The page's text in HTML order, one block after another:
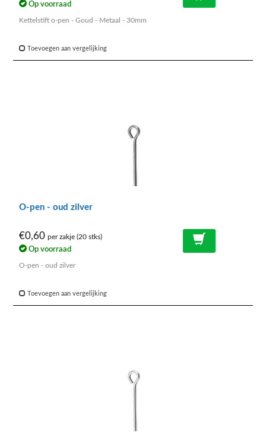
Op voorraad
Kettelstift o-pen - Goud - Metaal - 30mm
Toevoegen aan vergelijking
O-pen - oud zilver
€0,60 per zakje (20 stks)
Op voorraad
O-pen - oud zilver
Toevoegen aan vergelijking